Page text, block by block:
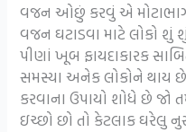
વજન ઓછું કરવું એ
વજન ઘટાડવા માટે લોકો શું
પીણાં ખૂબ ફાયદાકારક
સમસ્યા અનેક લોકોને થાય
કરવાના ઉપાયો શોધે છે
ઇચ્છો છો તો કેટલાક ઘરેલુ